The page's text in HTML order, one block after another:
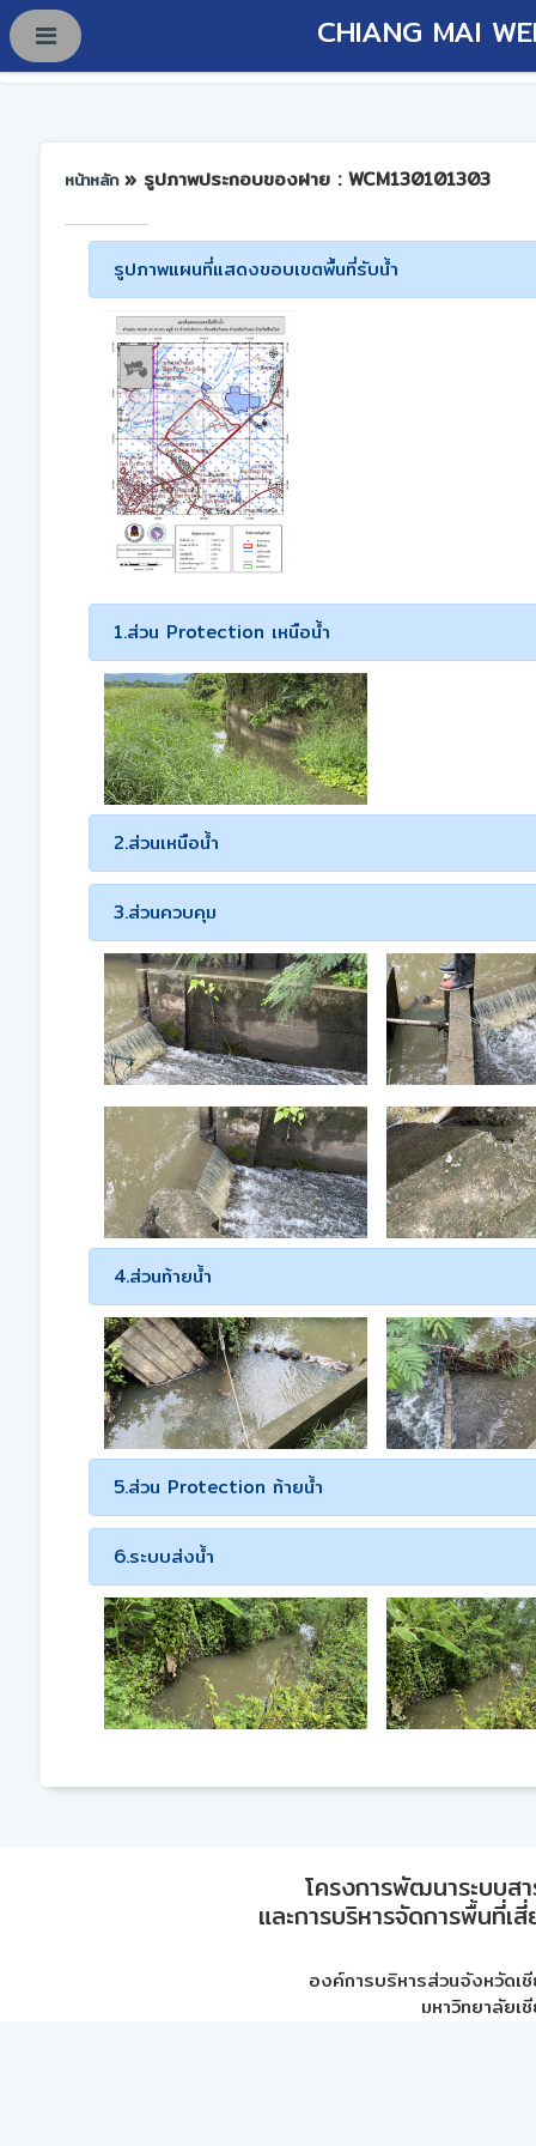
CHIANG MAI
หน้าหลัก » รูปภาพประกอบของฝาย : WCM130101303
รูปภาพแผนที่แสดงขอบเขตพื้นที่รับน้ำ
1.ส่วน Protection เหนือน้ำ
2.ส่วนเหนือน้ำ
3.ส่วนควบคุม
4.ส่วนท้ายน้ำ
5.ส่วน Protection ท้ายน้ำ
6.ระบบส่งน้ำ
โครงการพัฒนาระบบส
และการบริหารจัดการพื้นที่เ
องค์การบริหารส่วนจังหวัดเ
มหาวิทยาลัยเ